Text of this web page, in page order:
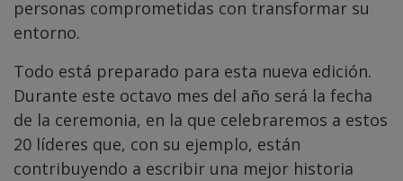
personas comprometidas con transformar su
entorno.
Todo está preparado para esta nueva edición.
Durante este octavo mes del año será la fecha
de la ceremonia, en la que celebraremos a estos
20 líderes que, con su ejemplo, están
contribuyendo a escribir una mejor historia